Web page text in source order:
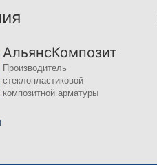
АльянсКомпозит
Производитель
стеклопластиковой
композитной арматуры